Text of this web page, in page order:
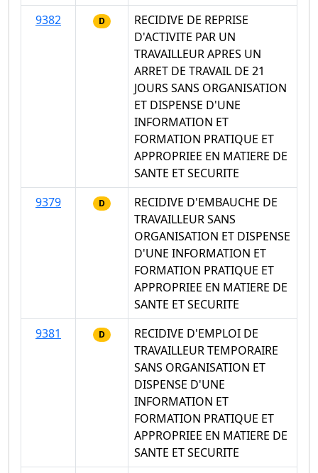
9382
D
RECIDIVE DE REPRISE
D'ACTIVITE PAR UN
TRAVAILLEUR APRES UN
ARRET DE TRAVAIL DE 21
JOURS SANS ORGANISATION
ET DISPENSE D'UNE
INFORMATION ET
FORMATION PRATIQUE ET
APPROPRIEE EN MATIERE DE
SANTE ET SECURITE
9379
D
RECIDIVE D'EMBAUCHE DE
TRAVAILLEUR SANS
ORGANISATION ET DISPENSE
D'UNE INFORMATION ET
FORMATION PRATIQUE ET
APPROPRIEE EN MATIERE DE
SANTE ET SECURITE
9381
D
RECIDIVE D'EMPLOI DE
TRAVAILLEUR TEMPORAIRE
SANS ORGANISATION ET
DISPENSE D'UNE
INFORMATION ET
FORMATION PRATIQUE ET
APPROPRIEE EN MATIERE DE
SANTE ET SECURITE